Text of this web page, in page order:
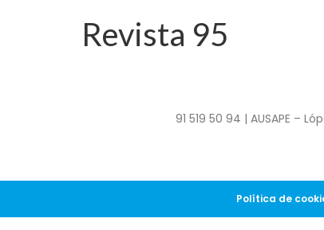
Revista 95
91 519 50 94 | AUSAPE –
Política de